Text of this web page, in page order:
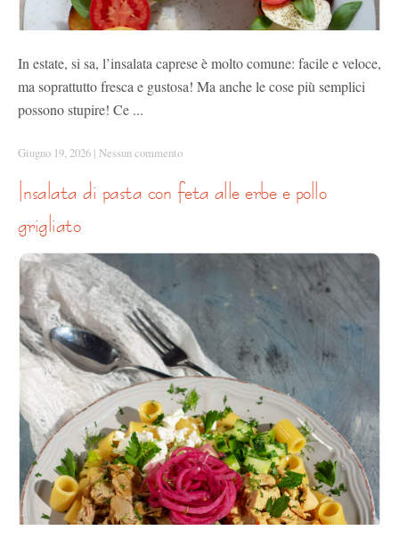
In estate, si sa, l’insalata caprese è molto comune: facile e veloce,
ma soprattutto fresca e gustosa! Ma anche le cose più semplici
possono stupire! Ce ...
Giugno 19, 2026 | Nessun commento
grigliato